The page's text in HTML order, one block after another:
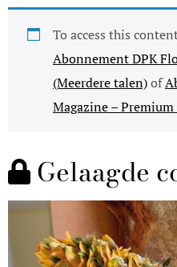
To access this
Abonnement DPK
(Meerdere talen)of
Magazine –
Gelaagde